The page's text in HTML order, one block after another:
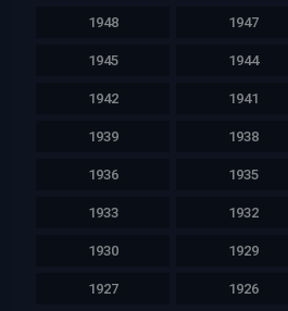
1948 1947
1945 1944
1942 1941
1939 1938
1936 1935
1933 1932
1930 1929
1927 1926